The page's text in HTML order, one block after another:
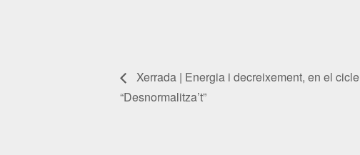
Xerrada | Energia i decreixement, en el cicle
“Desnormalitza’t”